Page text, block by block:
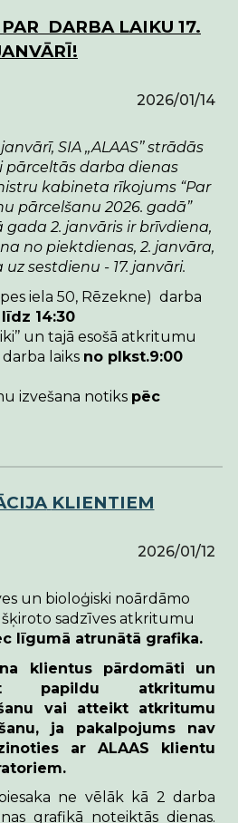
DARBA LAIKU 17.
2026/01/14
SIA ,,ALAAS’’ strādās
pārceltās darba dienas
kabineta rīkojums “Par
pārcelšanu 2026. gadā”
gada 2. janvāris ir brīvdiena,
no piektdienas, 2. janvāra,
sestdienu - 17. janvāri.
iela 50, Rēzekne) darba
14:30
un tajā esošā atkritumu
laiks no plkst.9:00
izvešana notiks pēc
KLIENTIEM
2026/01/12
un bioloģiski noārdāmo
sadzīves atkritumu
līgumā atrunātā grafika.
klientus pārdomāti un
papildu atkritumu
vai atteikt atkritumu
ja pakalpojums nav
ar ALAAS klientu
ne vēlāk kā 2 darba
grafikā noteiktās dienas.